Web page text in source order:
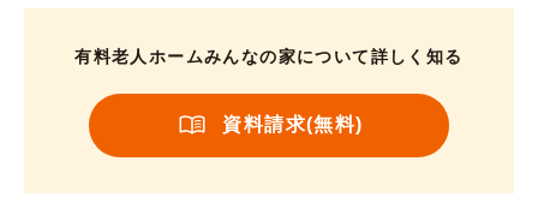
有料老人ホームみんなの家について詳しく知る
資料請求(無料)